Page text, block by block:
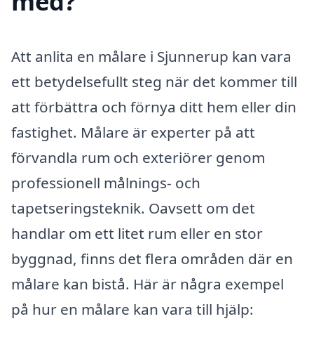
Att anlita en målare i Sjunnerup kan vara
ett betydelsefullt steg när det kommer till
att förbättra och förnya ditt hem eller din
fastighet. Målare är experter på att
förvandla rum och exteriörer genom
professionell målnings- och
tapetseringsteknik. Oavsett om det
handlar om ett litet rum eller en stor
byggnad, finns det flera områden där en
målare kan bistå. Här är några exempel
på hur en målare kan vara till hjälp: